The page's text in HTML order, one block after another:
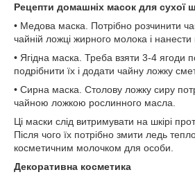
Рецепти домашніх масок для сухої
• Медова маска. Потрібно розчинити
чайній ложці жирного молока і
• Ягідна маска. Треба взяти 3-4 ягоди
подрібнити їх і додати чайну ложку
• Сирна маска. Столову ложку сиру
чайною ложкою рослинного масла.
Ці маски слід витримувати на шкірі
Після чого їх потрібно змити ледь
косметичним молочком для особи.
Декоративна косметика